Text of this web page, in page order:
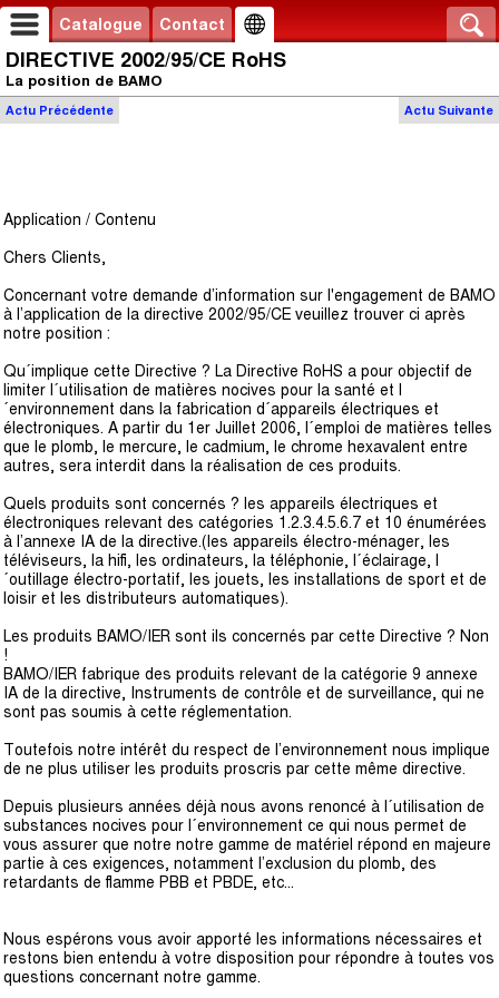
Catalogue Contact
DIRECTIVE 2002/95/CE RoHS
La position de BAMO
Actu Suivante
Actu Précédente
Application / Contenu
Chers Clients,
Concernant votre demande d’information sur l'engagement de BAMO
à l’application de la directive 2002/95/CE veuillez trouver ci après
notre position :
Qu´implique cette Directive ? La Directive RoHS a pour objectif de
limiter l´utilisation de matières nocives pour la santé et l
´environnement dans la fabrication d´appareils électriques et
électroniques. A partir du 1er Juillet 2006, l´emploi de matières telles
que le plomb, le mercure, le cadmium, le chrome hexavalent entre
autres, sera interdit dans la réalisation de ces produits.
Quels produits sont concernés ? les appareils électriques et
électroniques relevant des catégories 1.2.3.4.5.6.7 et 10 énumérées
à l’annexe IA de la directive.(les appareils électro-ménager, les
téléviseurs, la hifi, les ordinateurs, la téléphonie, l´éclairage, l
´outillage électro-portatif, les jouets, les installations de sport et de
loisir et les distributeurs automatiques).
Les produits BAMO/IER sont ils concernés par cette Directive ? Non
!
BAMO/IER fabrique des produits relevant de la catégorie 9 annexe
IA de la directive, Instruments de contrôle et de surveillance, qui ne
sont pas soumis à cette réglementation.
Toutefois notre intérêt du respect de l’environnement nous implique
de ne plus utiliser les produits proscris par cette même directive.
Depuis plusieurs années déjà nous avons renoncé à l´utilisation de
substances nocives pour l´environnement ce qui nous permet de
vous assurer que notre notre gamme de matériel répond en majeure
partie à ces exigences, notamment l’exclusion du plomb, des
retardants de flamme PBB et PBDE, etc...
Nous espérons vous avoir apporté les informations nécessaires et
restons bien entendu à votre disposition pour répondre à toutes vos
questions concernant notre gamme.